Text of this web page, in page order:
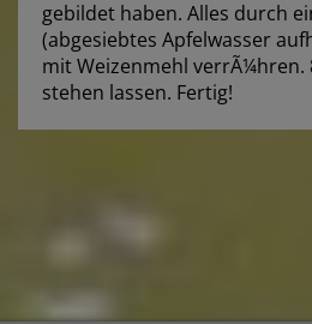
gebildet haben. Alles durch
(abgesiebtes Apfelwasser
mit Weizenmehl verrÃ¼hren.
stehen lassen. Fertig!